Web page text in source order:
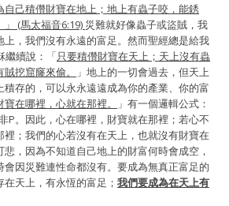
自己積儹財寶在地上；地上有蟲子咬，能銹
(馬太福音6:19) 災難就好像蟲子或盜賊，我
，我們沒有永遠的富足。然而聖經總是給我
繼續說：「只要積儹財寶在天上；天上沒有蟲
挖窟窿來偷。
」地上的一切會過去，但天上
存的，可以永永遠遠成為你的產業、你的富
寶在哪裡，心就在那裡。
」有一個邏輯公式：
P。因此，心在哪裡，財寶就在那裡；若心不
；我們的心若沒有在天上，也就沒有財寶在
，因為不知道自己地上的財富何時會成空，
會因災難連性命都沒有。要成為無真正富足的
天上，有永恆的富足； 我們要成為在天上有